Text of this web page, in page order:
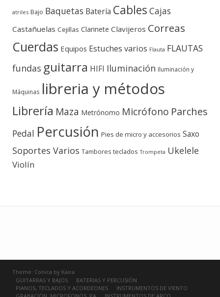
atriles Bajo Baquetas Batería Cables Cajas
Castañuelas Cejillas Clarinete Clavijeros Correas
Cuerdas Equipos Estuches varios Flauta FLAUTAS
fundas guitarra HIFI Iluminación Iluminación y
Máquinas libreria y métodos
Librería Maza Metrónomo Micrófono Parches
Pedal Percusión Pies de micro y accesorios Saxo
Soportes Varios Tambores teclados Trompeta Ukelele
Violín
Theme: Conica by Kaira
GUITARRAS Y BAJOS
BATERIAS Y PERCUSIÓN
PIANOS, TECLADOS Y ACORDEONES
INSTRUMENTOS DE VIENTO